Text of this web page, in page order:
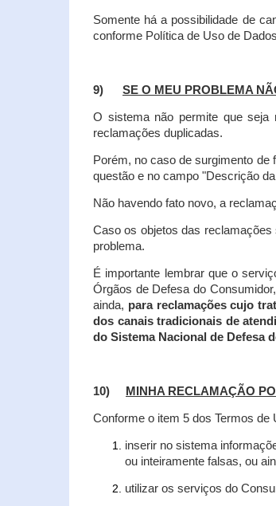
Somente há a possibilidade de
conforme Política de Uso de
9) SE O MEU PROBLEMA
O sistema não permite que seja
reclamações duplicadas.
Porém, no caso de surgimento
questão e no campo "Descrição
Não havendo fato novo, a
Caso os objetos das
problema.
É importante lembrar que o
Órgãos de Defesa do
ainda, para reclamações cujo
dos canais tradicionais de
do Sistema Nacional de Defesa
10) MINHA RECLAMAÇÃO
Conforme o item 5 dos Termos de
inserir no sistema
ou inteiramente falsas, ou
utilizar os serviços do